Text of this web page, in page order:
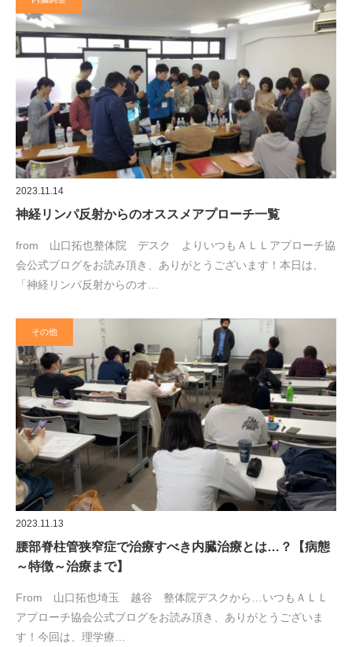
2023.11.14
神経リンパ反射からのオススメアプローチ一覧
from 山口拓也整体院 デスク よりいつもＡＬＬアプローチ協
会公式ブログをお読み頂き、ありがとうございます！本日は、
「神経リンパ反射からのオ…
その他
2023.11.13
腰部脊柱管狭窄症で治療すべき内臓治療とは…？【病態
～特徴～治療まで】
From 山口拓也埼玉 越谷 整体院デスクから…いつもＡＬＬ
アプローチ協会公式ブログをお読み頂き、ありがとうございま
す！今回は、理学療…